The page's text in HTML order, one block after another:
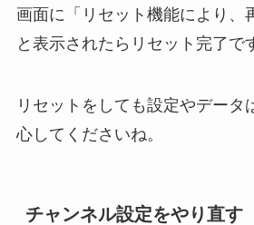
画面に「リセット機能により、
と表示されたらリセット完了で
リセットをしても設定やデータ
心してくださいね。
チャンネル設定をやり直す